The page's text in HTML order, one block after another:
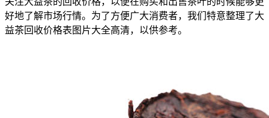
好地了解市场行情。为了方便广大消费者，我们特意整理了大
益茶回收价格表图片大全高清，以供参考。